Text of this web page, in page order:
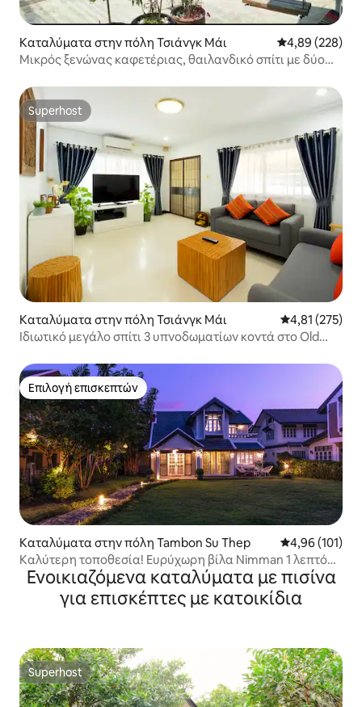
Καταλύματα στην πόλη Τσιάνγκ Μάι Μέση
4,89 (228)
Μικρός ξενώνας καφετέριας, θαιλανδικό σπίτι με δύο
ποιότητας-τιμής
Superhost
Superhost
Καταλύματα στην πόλη Τσιάνγκ Μάι Μέση
4,81 (275)
Ιδιωτικό μεγάλο σπίτι 3 υπνοδωματίων κοντά στο Old
Επιλογή επισκεπτών
Επιλογή επισκεπτών
Καταλύματα στην πόλη Tambon Su Thep Μέση
4,96 (101)
Καλύτερη τοποθεσία! Ευρύχωρη βίλα Nimman 1 λεπτό
από το Nimman MAYA
Ενοικιαζόμενα καταλύματα με πισίνα
για επισκέπτες με κατοικίδια
Superhost
Superhost